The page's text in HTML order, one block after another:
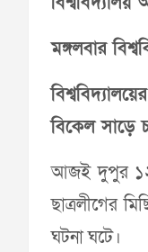
মঙ্গলবার
বিকেল সাড়ে
আজই দুপুর
ছাত্রলীগের
ঘটনা ঘটে।